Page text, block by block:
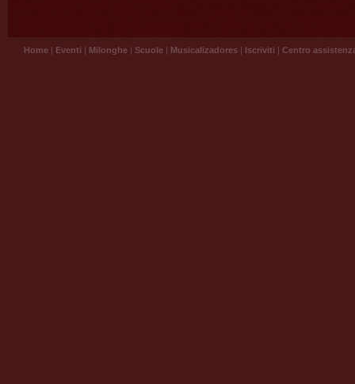
Home | Eventi | Milonghe | Scuole | Musicalizadores | Iscriviti | Centro